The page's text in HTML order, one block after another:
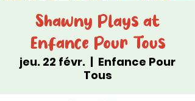
Shawny Plays at
Enfance Pour Tous
jeu. 22 févr.
  |
Enfance Pour
Tous